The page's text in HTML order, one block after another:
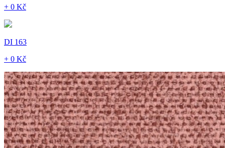
+ 0 Kč
DI 163
+ 0 Kč